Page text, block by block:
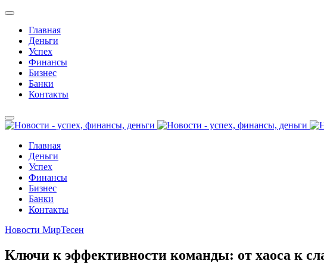
Главная
Деньги
Успех
Финансы
Бизнес
Банки
Контакты
Главная
Деньги
Успех
Финансы
Бизнес
Банки
Контакты
Новости МирТесен
Ключи к эффективности команды: от хаоса к